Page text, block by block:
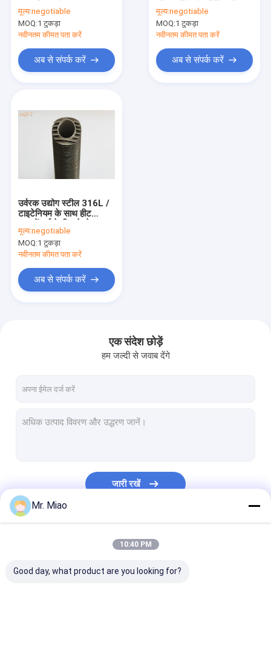
मूल्य:negotiable
MOQ:1 टुकड़ा
नवीनतम कीमत पता करें
अब से संपर्क करें
लिक्विड एंड गैस
मूल्य:negotiable
MOQ:1 टुकड़ा
नवीनतम कीमत पता करें
अब से संपर्क करें
उर्वरक उद्योग स्टील 316L /
टाइटेनियम के साथ हीट
ट्यूब वेल्डेड
मूल्य:negotiable
MOQ:1 टुकड़ा
नवीनतम कीमत पता करें
अब से संपर्क करें
एक संदेश छोड़ें
हम जल्दी से जवाब देंगे
जारी रखें
Mr. Miao
10:40 PM
Good day, what product are you looking for?